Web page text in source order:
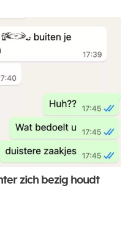
zich bezig houdt